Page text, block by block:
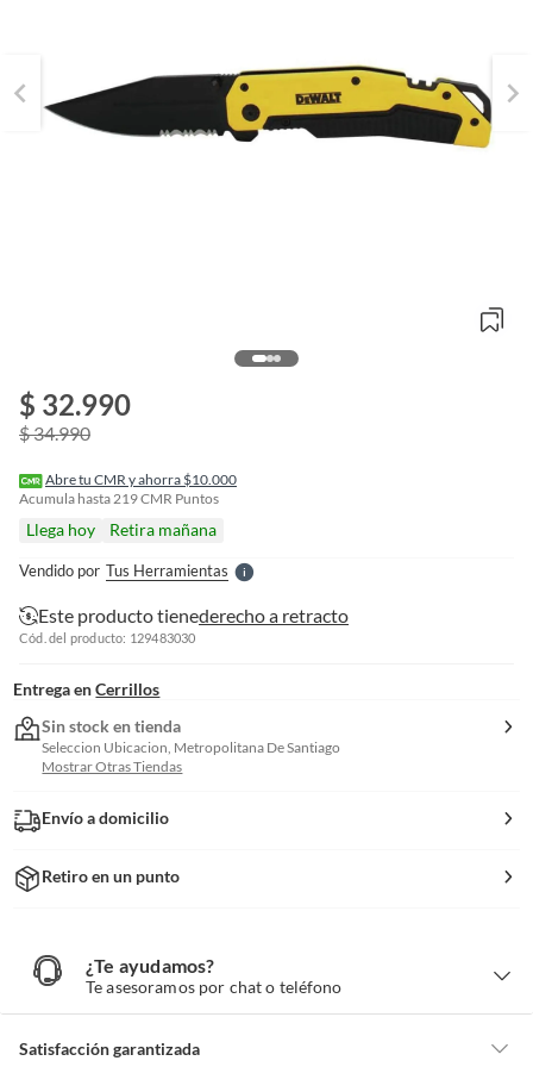
$ 32.990
$ 34.990
Abre tu CMR y ahorra $10.000
Acumula hasta219CMR Puntos
Llega hoy Retira mañana
Vendido por Tus HerramientasS
r
Este producto tienederecho a retracto
Cód. del producto: 129483030
Entrega en Cerrillos
Sin stock en tienda
Seleccion Ubicacion, Metropolitana De Santiago
Mostrar Otras Tiendas
Envío a domicilio
Retiro en un punto
¿Te ayudamos?
Te asesoramos por chat o teléfono
y
Satisfacción garantizada